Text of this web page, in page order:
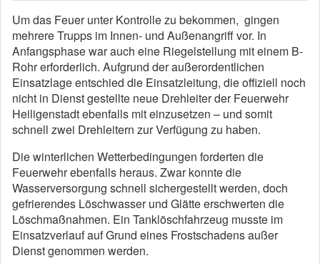
Um das Feuer unter Kontrolle zu bekommen, gingen
mehrere Trupps im Innen- und Außenangriff vor. In
Anfangsphase war auch eine Riegelstellung mit einem B-
Rohr erforderlich. Aufgrund der außerordentlichen
Einsatzlage entschied die Einsatzleitung, die offiziell noch
nicht in Dienst gestellte neue Drehleiter der Feuerwehr
Heiligenstadt ebenfalls mit einzusetzen – und somit
schnell zwei Drehleitern zur Verfügung zu haben.
Die winterlichen Wetterbedingungen forderten die
Feuerwehr ebenfalls heraus. Zwar konnte die
Wasserversorgung schnell sichergestellt werden, doch
gefrierendes Löschwasser und Glätte erschwerten die
Löschmaßnahmen. Ein Tanklöschfahrzeug musste im
Einsatzverlauf auf Grund eines Frostschadens außer
Dienst genommen werden.